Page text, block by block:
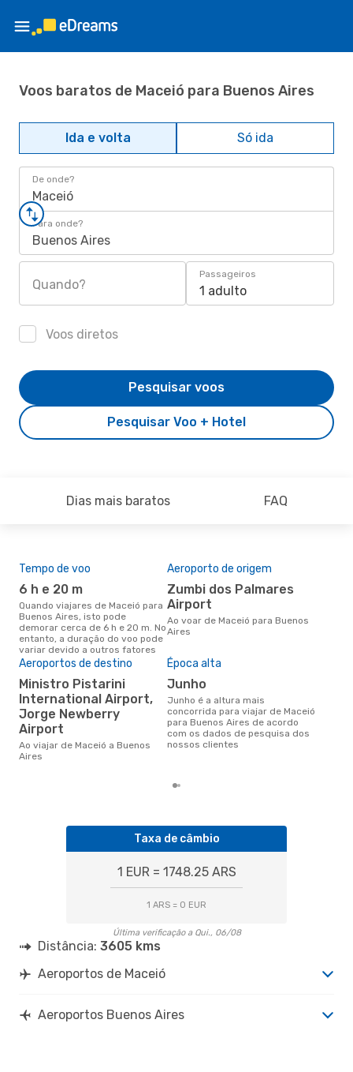
Voos baratos de Maceió para Buenos Aires
Ida e volta Só ida
De onde?
Maceió
Para onde?
Buenos Aires
Quando?
Passageiros
1 adulto
Voos diretos
Pesquisar Voo + Hotel
Pesquisar voos
Dias mais baratos FAQ
Tempo de voo
6 h e 20 m
Quando viajares de Maceió para
Buenos Aires, isto pode
demorar cerca de 6 h e 20 m. No
entanto, a duração do voo pode
variar devido a outros fatores
Aeroporto de origem
Zumbi dos Palmares
Airport
Ao voar de Maceió para Buenos
Aires
Aeroportos de destino
Ministro Pistarini
International Airport,
Jorge Newberry
Airport
Ao viajar de Maceió a Buenos
Aires
Época alta
junho
junho é a altura mais
concorrida para viajar de Maceió
para Buenos Aires de acordo
com os dados de pesquisa dos
nossos clientes
Taxa de câmbio
1 EUR = 1748.25 ARS
1 ARS = 0 EUR
Última verificação a Qui., 06/08
Distância: 3605 kms
Aeroportos de Maceió
Aeroportos Buenos Aires